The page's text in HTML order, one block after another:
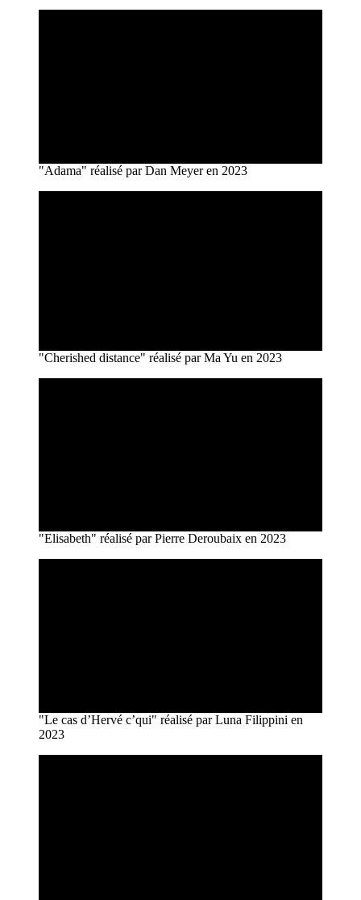
"Adama" réalisé par Dan Meyer en 2023
"Cherished distance" réalisé par Ma Yu en 2023
"Elisabeth" réalisé par Pierre Deroubaix en 2023
"Le cas d’Hervé c’qui" réalisé par Luna Filippini en
2023